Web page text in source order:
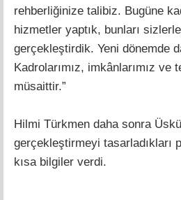
rehberliğinize talibiz. Bugüne
hizmetler yaptık, bunları
gerçekleştirdik. Yeni dönemde
Kadrolarımız, imkânlarımız ve
müsaittir.”
Hilmi Türkmen daha sonra
gerçekleştirmeyi tasarladıkları
kısa bilgiler verdi.